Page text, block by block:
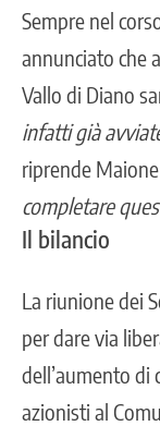
Sempre nel
annunciato che
Vallo di Diano
infatti già
riprende
completare
Il bilancio
La riunione dei
per dare via
dell’aumento di
azionisti al